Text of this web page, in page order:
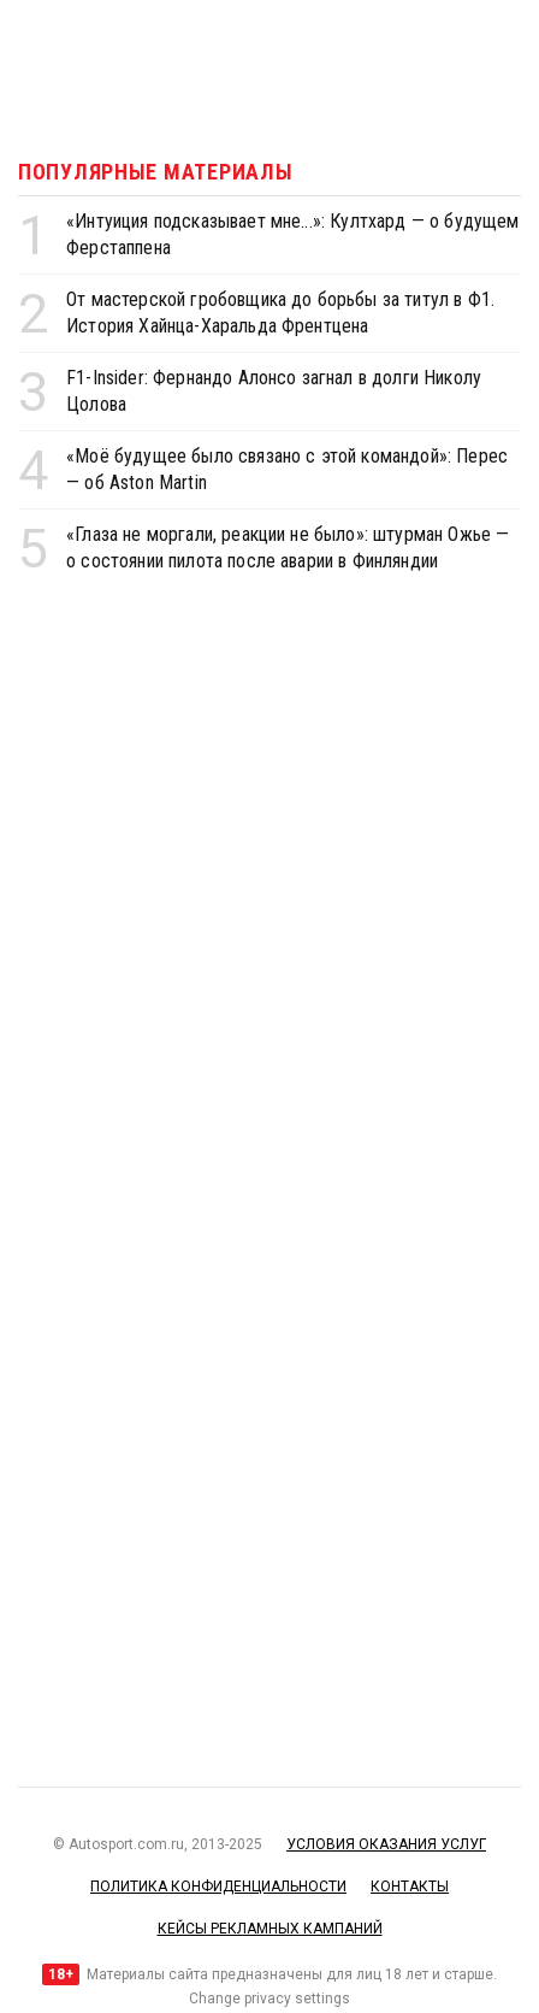
ПОПУЛЯРНЫЕ МАТЕРИАЛЫ
1
«Интуиция подсказывает мне...»: Култхард — о будущем
Ферстаппена
2
От мастерской гробовщика до борьбы за титул в Ф1.
История Хайнца-Харальда Френтцена
3
F1-Insider: Фернандо Алонсо загнал в долги Николу
Цолова
4
«Моё будущее было связано с этой командой»: Перес
— об Aston Martin
5
«Глаза не моргали, реакции не было»: штурман Ожье —
о состоянии пилота после аварии в Финляндии
© Autosport.com.ru, 2013-2025 УСЛОВИЯ ОКАЗАНИЯ УСЛУГ
ПОЛИТИКА КОНФИДЕНЦИАЛЬНОСТИ КОНТАКТЫ
КЕЙСЫ РЕКЛАМНЫХ КАМПАНИЙ
18+
Материалы сайта предназначены для лиц 18 лет и старше.
Change privacy settings